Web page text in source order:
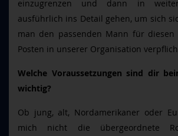
einzugrenzen und dann in
ausführlich ins Detail gehen, um sich
man den passenden Mann für diesen
Posten in unserer Organisation
Welche Voraussetzungen sind dir
wichtig?
Ob jung, alt, Nordamerikaner oder
mich nicht die übergeordnete